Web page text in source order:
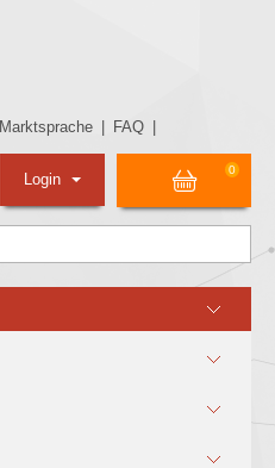
Marktsprache FAQ
0
Login